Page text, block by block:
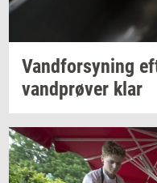
Vand­for­sy­ning
vand­prø­ver klar